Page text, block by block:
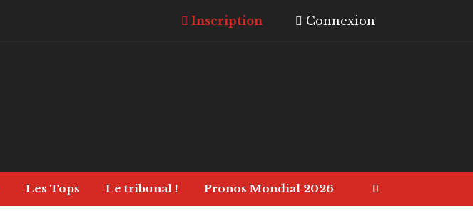
Inscription Connexion
Les Tops Le tribunal ! Pronos Mondial 2026